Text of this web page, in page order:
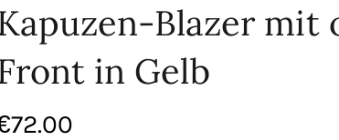
Blazer mit
in Gelb
72.00